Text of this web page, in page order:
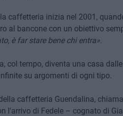
caffetteria inizia nel 2001,
al bancone con un obiettivo
è far stare bene chi entra».
col tempo, diventa una casa
su argomenti di ogni tipo.
caffetteria Guendalina,
l'arrivo di Fedele – cognato di